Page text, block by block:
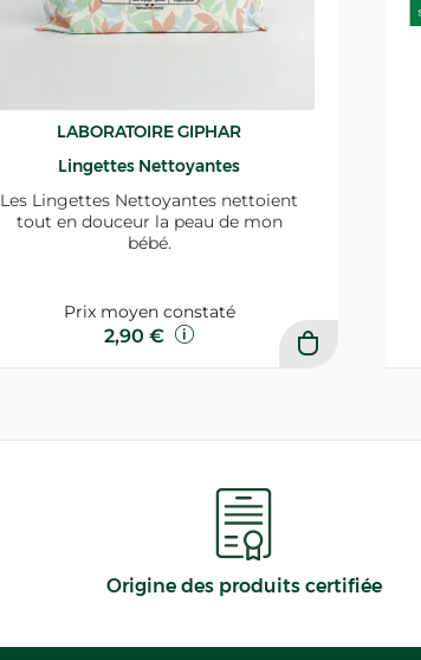
LABORATOIRE GIPHAR
Lingettes Nettoyantes
Les Lingettes Nettoyantes nettoient
tout en douceur la peau de mon
bébé.
Prix moyen constaté
2,90 €
Origine des produits certifiée